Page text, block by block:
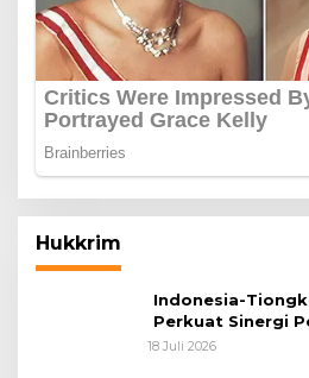
Hukkrim
Indonesia-
Perkuat Sinergi
Lintas Negara
18 Juli 2026